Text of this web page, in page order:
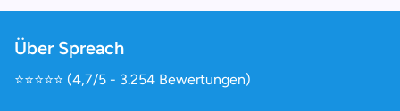
Über Spreach
⭐️⭐️⭐️⭐️⭐️ (4,7/5 - 3.254 Bewertungen)